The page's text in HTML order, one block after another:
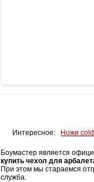
Интересное: Ножи
Боумастер является
купить чехол для
При этом мы стараемся
служба.